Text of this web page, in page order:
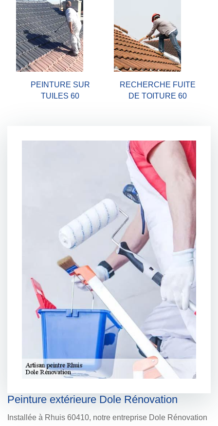
PEINTURE SUR
TUILES 60
RECHERCHE FUITE
DE TOITURE 60
Peinture extérieure Dole Rénovation
Installée à Rhuis 60410, notre entreprise Dole Rénovation